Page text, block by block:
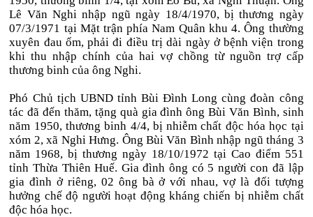
Lê Văn Nghi nhập ngũ ngày 18/4/1970, bị thương ngày
07/3/1971 tại Mặt trận phía Nam Quân khu 4. Ông thường
xuyên đau ốm, phải đi điều trị dài ngày ở bệnh viện trong
khi thu nhập chính của hai vợ chồng từ nguồn trợ cấp
thương binh của ông Nghi.
Phó Chủ tịch UBND tỉnh Bùi Đình Long cùng đoàn công
tác đã đến thăm, tặng quà gia đình ông Bùi Văn Bình, sinh
năm 1950, thương binh 4/4, bị nhiễm chất độc hóa học tại
xóm 2, xã Nghi Hưng. Ông Bùi Văn Bình nhập ngũ tháng 3
năm 1968, bị thương ngày 18/10/1972 tại Cao điểm 551
tỉnh Thừa Thiên Huế. Gia đình ông có 5 người con đã lập
gia đình ở riêng, 02 ông bà ở với nhau, vợ là đối tượng
hưởng chế độ người hoạt động kháng chiến bị nhiễm chất
độc hóa học.